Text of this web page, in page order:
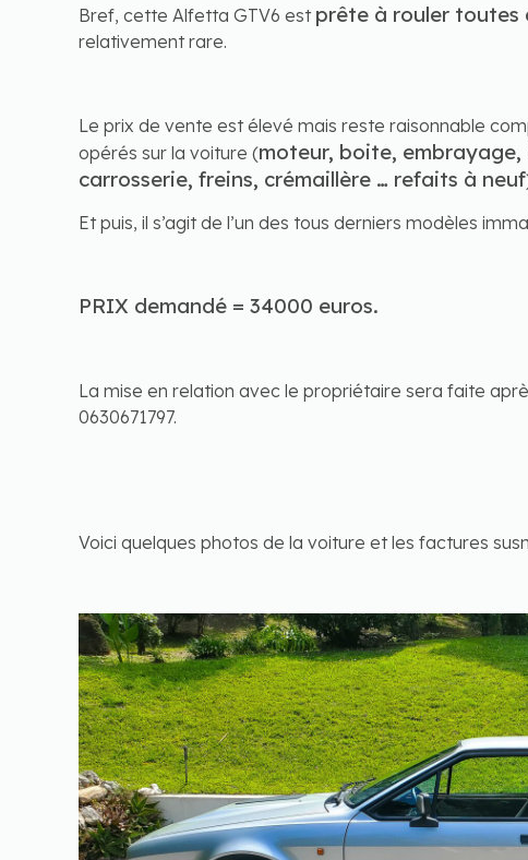
Bref, cette Alfetta GTV6 est prête à rouler toutes
relativement rare.
Le prix de vente est élevé mais reste raisonnable
opérés sur la voiture (moteur, boite,
carrosserie, freins, crémaillère … refaits à neuf
Et puis, il s’agit de l’un des tous derniers modèles
PRIX demandé = 34000 euros.
La mise en relation avec le propriétaire sera faite
0630671797.
Voici quelques photos de la voiture et les factures